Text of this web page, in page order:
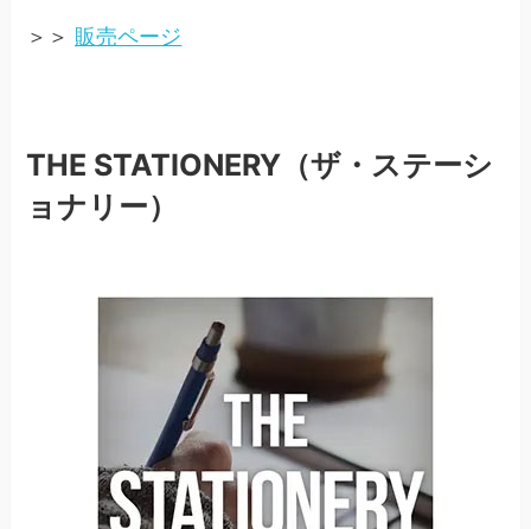
＞＞ 販売ページ
THE STATIONERY（ザ・ステーシ
ョナリー）